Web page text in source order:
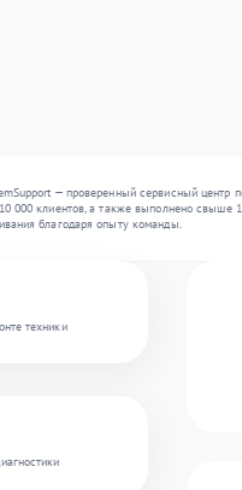
— проверенный сервисный центр
000 клиентов, а также выполнено свыше
благодаря опыту команды.
техники